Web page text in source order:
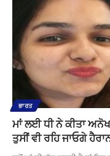
ਭਾਰਤ
ਮਾਂ ਲਈ ਧੀ ਨੇ ਕੀਤਾ
ਤੁਸੀਂ ਵੀ ਰਹਿ ਜਾਓਗੇ